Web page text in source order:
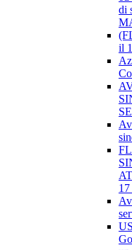
di
il